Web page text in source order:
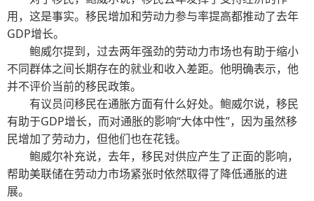
用，这是事实。移民增加和劳动力参与率提高都推动了去年
GDP增长。
鲍威尔提到，过去两年强劲的劳动力市场也有助于缩小
不同群体之间长期存在的就业和收入差距。他明确表示，他
并不评价当前的移民政策。
有议员问移民在通胀方面有什么好处。鲍威尔说，移民
有助于GDP增长，而对通胀的影响“大体中性”，因为虽然移
民增加了劳动力，但他们也在花钱。
鲍威尔补充说，去年，移民对供应产生了正面的影响，
帮助美联储在劳动力市场紧张时依然取得了降低通胀的进
展。